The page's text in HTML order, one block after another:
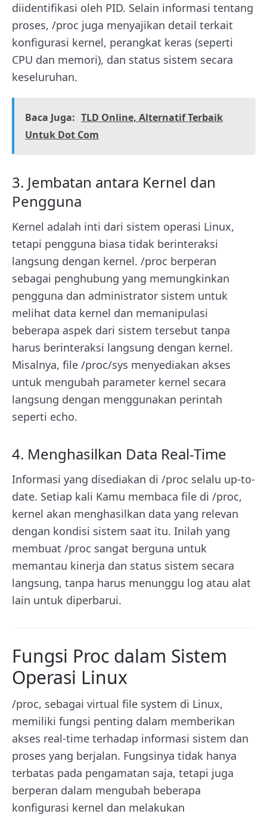
diidentifikasi oleh PID. Selain informasi tentang
proses, /proc juga menyajikan detail terkait
konfigurasi kernel, perangkat keras (seperti
CPU dan memori), dan status sistem secara
keseluruhan.
Baca Juga: TLD Online, Alternatif Terbaik
Untuk Dot Com
3. Jembatan antara Kernel dan
Pengguna
Kernel adalah inti dari sistem operasi Linux,
tetapi pengguna biasa tidak berinteraksi
langsung dengan kernel. /proc berperan
sebagai penghubung yang memungkinkan
pengguna dan administrator sistem untuk
melihat data kernel dan memanipulasi
beberapa aspek dari sistem tersebut tanpa
harus berinteraksi langsung dengan kernel.
Misalnya, file /proc/sys menyediakan akses
untuk mengubah parameter kernel secara
langsung dengan menggunakan perintah
seperti echo.
4. Menghasilkan Data Real-Time
Informasi yang disediakan di /proc selalu up-to-
date. Setiap kali Kamu membaca file di /proc,
kernel akan menghasilkan data yang relevan
dengan kondisi sistem saat itu. Inilah yang
membuat /proc sangat berguna untuk
memantau kinerja dan status sistem secara
langsung, tanpa harus menunggu log atau alat
lain untuk diperbarui.
Fungsi Proc dalam Sistem
Operasi Linux
/proc, sebagai virtual file system di Linux,
memiliki fungsi penting dalam memberikan
akses real-time terhadap informasi sistem dan
proses yang berjalan. Fungsinya tidak hanya
terbatas pada pengamatan saja, tetapi juga
berperan dalam mengubah beberapa
konfigurasi kernel dan melakukan